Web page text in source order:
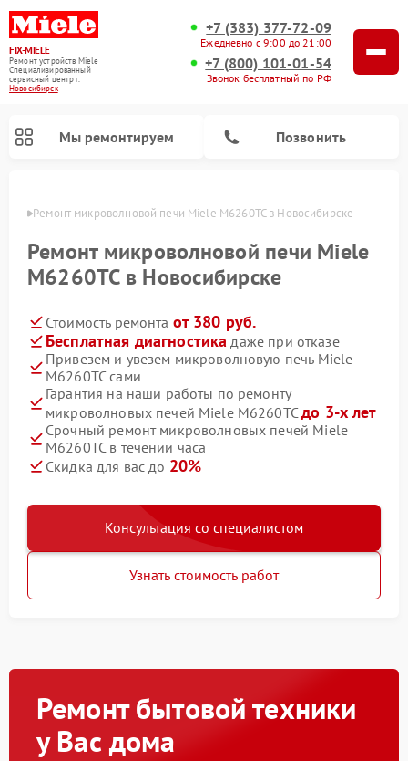
FIX-MIELE
Ремонт устройств Miele
Специализированный
cервисный центр г.
Новосибирск
+7 (383) 377-72-09
Ежедневно с 9:00 до 21:00
+7 (800) 101-01-54
Звонок бесплатный по РФ
Мы ремонтируем Позвонить
Ремонт микроволновой печи Miele M6260TC в Новосибирске
Ремонт микроволновой печи Miele
M6260TC в Новосибирске
Стоимость ремонта от 380 руб.
Бесплатная диагностика даже при отказе
Привезем и увезем микроволновую печь Miele
M6260TC сами
Гарантия на наши работы по ремонту
микроволновых печей Miele M6260TCдо 3-х лет
Срочный ремонт микроволновых печей Miele
M6260TC в течении часа
Скидка для вас до 20%
Консультация со специалистом
Узнать стоимость работ
Ремонт бытовой техники
у Вас дома